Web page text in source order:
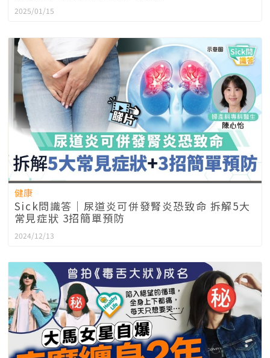
2025/01/15
健康
Sick問識答｜尿道炎可併發腎炎恐致命 拆解5大
常見症狀 3招簡單預防
2024/12/13